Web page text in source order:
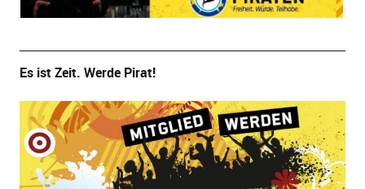
Es ist Zeit. Werde Pirat!